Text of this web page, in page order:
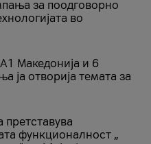
за поодговорно
во
Македонија и 6
ја отворија темата за
претставува
функционалност „